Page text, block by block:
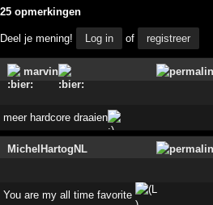
25 opmerkingen
Deel je mening! Log in of registreer
marvin
meer hardcore draaien
MichelHartogNL
You are my all time favorite